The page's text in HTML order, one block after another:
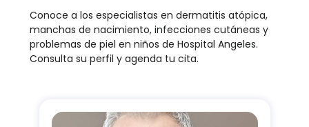
Conoce a los especialistas en dermatitis atópica,
manchas de nacimiento, infecciones cutáneas y
problemas de piel en niños de Hospital Angeles.
Consulta su perfil y agenda tu cita.